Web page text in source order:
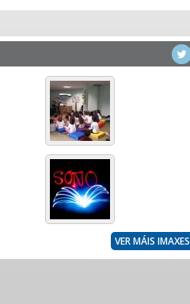
VER MÁIS IMAXES